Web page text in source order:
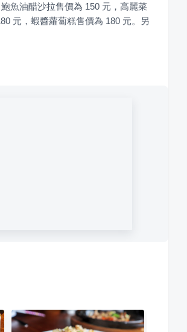
魚油醋沙拉售價為 150 元，高麗菜
元，蝦醬蘿蔔糕售價為 180 元。另